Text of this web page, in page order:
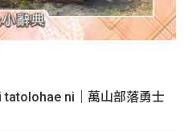
tatolohae ni｜萬山部落勇士